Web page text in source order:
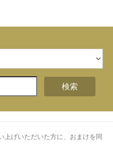
検索
上げいただいた方に、おまけを同